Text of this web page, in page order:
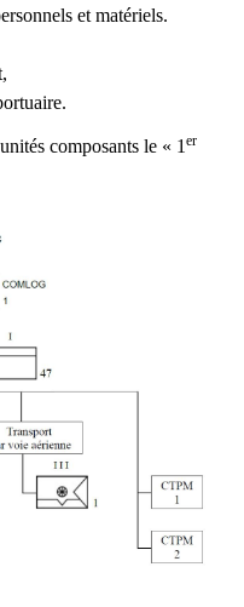
et matériels.
composants le « 1 er